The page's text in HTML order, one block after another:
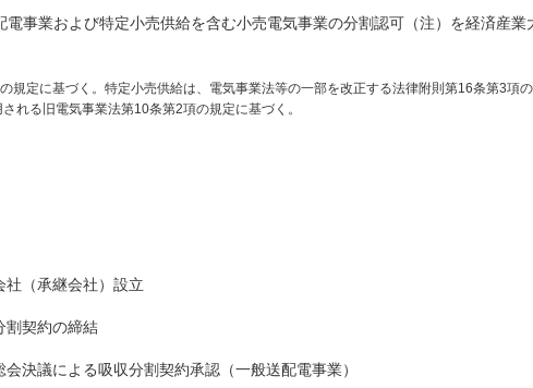
事業および特定小売供給を含む小売電気事業の分割認可（注）を経済産業
規定に基づく。特定小売供給は、電気事業法等の一部を改正する法律附則第16条第3項
れる旧電気事業法第10条第2項の規定に基づく。
社（承継会社）設立
割契約の締結
会決議による吸収分割契約承認（一般送配電事業）